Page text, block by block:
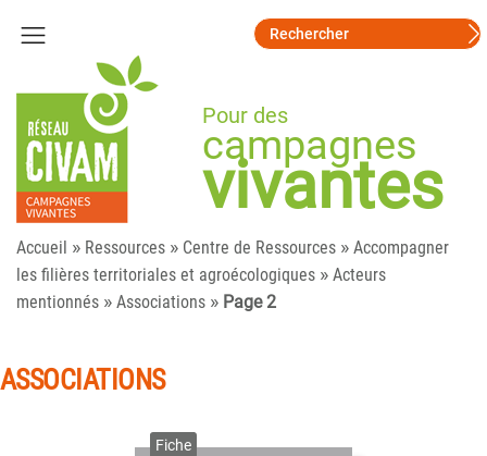
Pour des
campagnes
vivantes
Accueil » Ressources » Centre de Ressources » Accompagner
les filières territoriales et agroécologiques » Acteurs
mentionnés » Associations » Page 2
ASSOCIATIONS
Fiche